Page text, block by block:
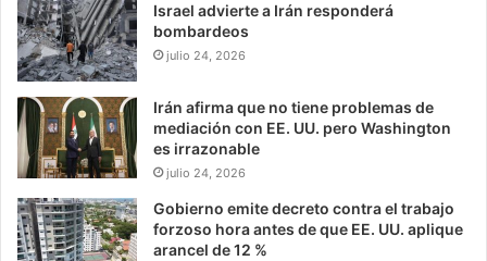
Israel advierte a Irán responderá
bombardeos
julio 24, 2026
Irán afirma que no tiene problemas de
mediación con EE. UU. pero Washington
es irrazonable
julio 24, 2026
Gobierno emite decreto contra el trabajo
forzoso hora antes de que EE. UU. aplique
arancel de 12 %